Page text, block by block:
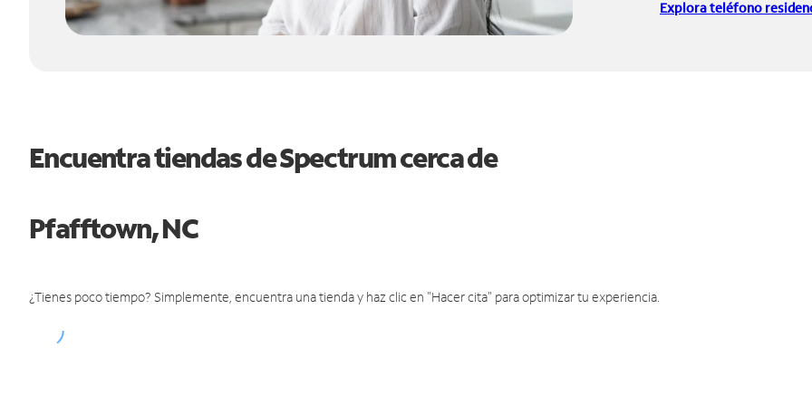
Explora teléfono
Encuentra tiendas de Spectrum cerca de
Pfafftown, NC
¿Tienes poco tiempo? Simplemente, encuentra una tienda y haz clic en "Hacer cita" para optimizar tu experiencia.